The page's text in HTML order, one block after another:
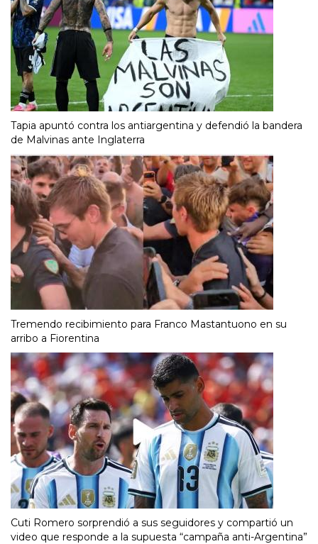
Tapia apuntó contra los antiargentina y defendió la bandera
de Malvinas ante Inglaterra
Tremendo recibimiento para Franco Mastantuono en su
arribo a Fiorentina
Cuti Romero sorprendió a sus seguidores y compartió un
video que responde a la supuesta “campaña anti-Argentina”